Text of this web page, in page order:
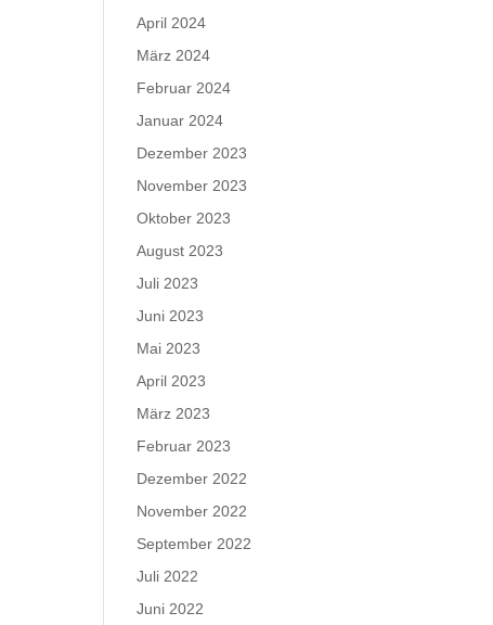
April 2024
März 2024
Februar 2024
Januar 2024
Dezember 2023
November 2023
Oktober 2023
August 2023
Juli 2023
Juni 2023
Mai 2023
April 2023
März 2023
Februar 2023
Dezember 2022
November 2022
September 2022
Juli 2022
Juni 2022